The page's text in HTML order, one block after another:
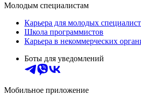
Молодым специалистам
Карьера для молодых
Школа программистов
Карьера в некоммерческих
Боты для уведомлений
Мобильное приложение